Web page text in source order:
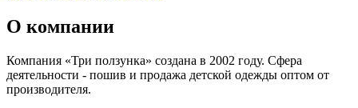
О компании
Компания «Три ползунка» создана в 2002 году. Сфера
деятельности - пошив и продажа детской одежды оптом от
производителя.